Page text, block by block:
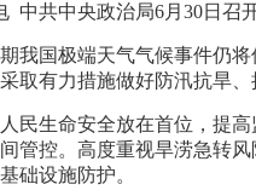
中共中央政治局6月30日
我国极端天气气候事件仍
取有力措施做好防汛抗旱
民生命安全放在首位，提
管控。高度重视旱涝急转
础设施防护。